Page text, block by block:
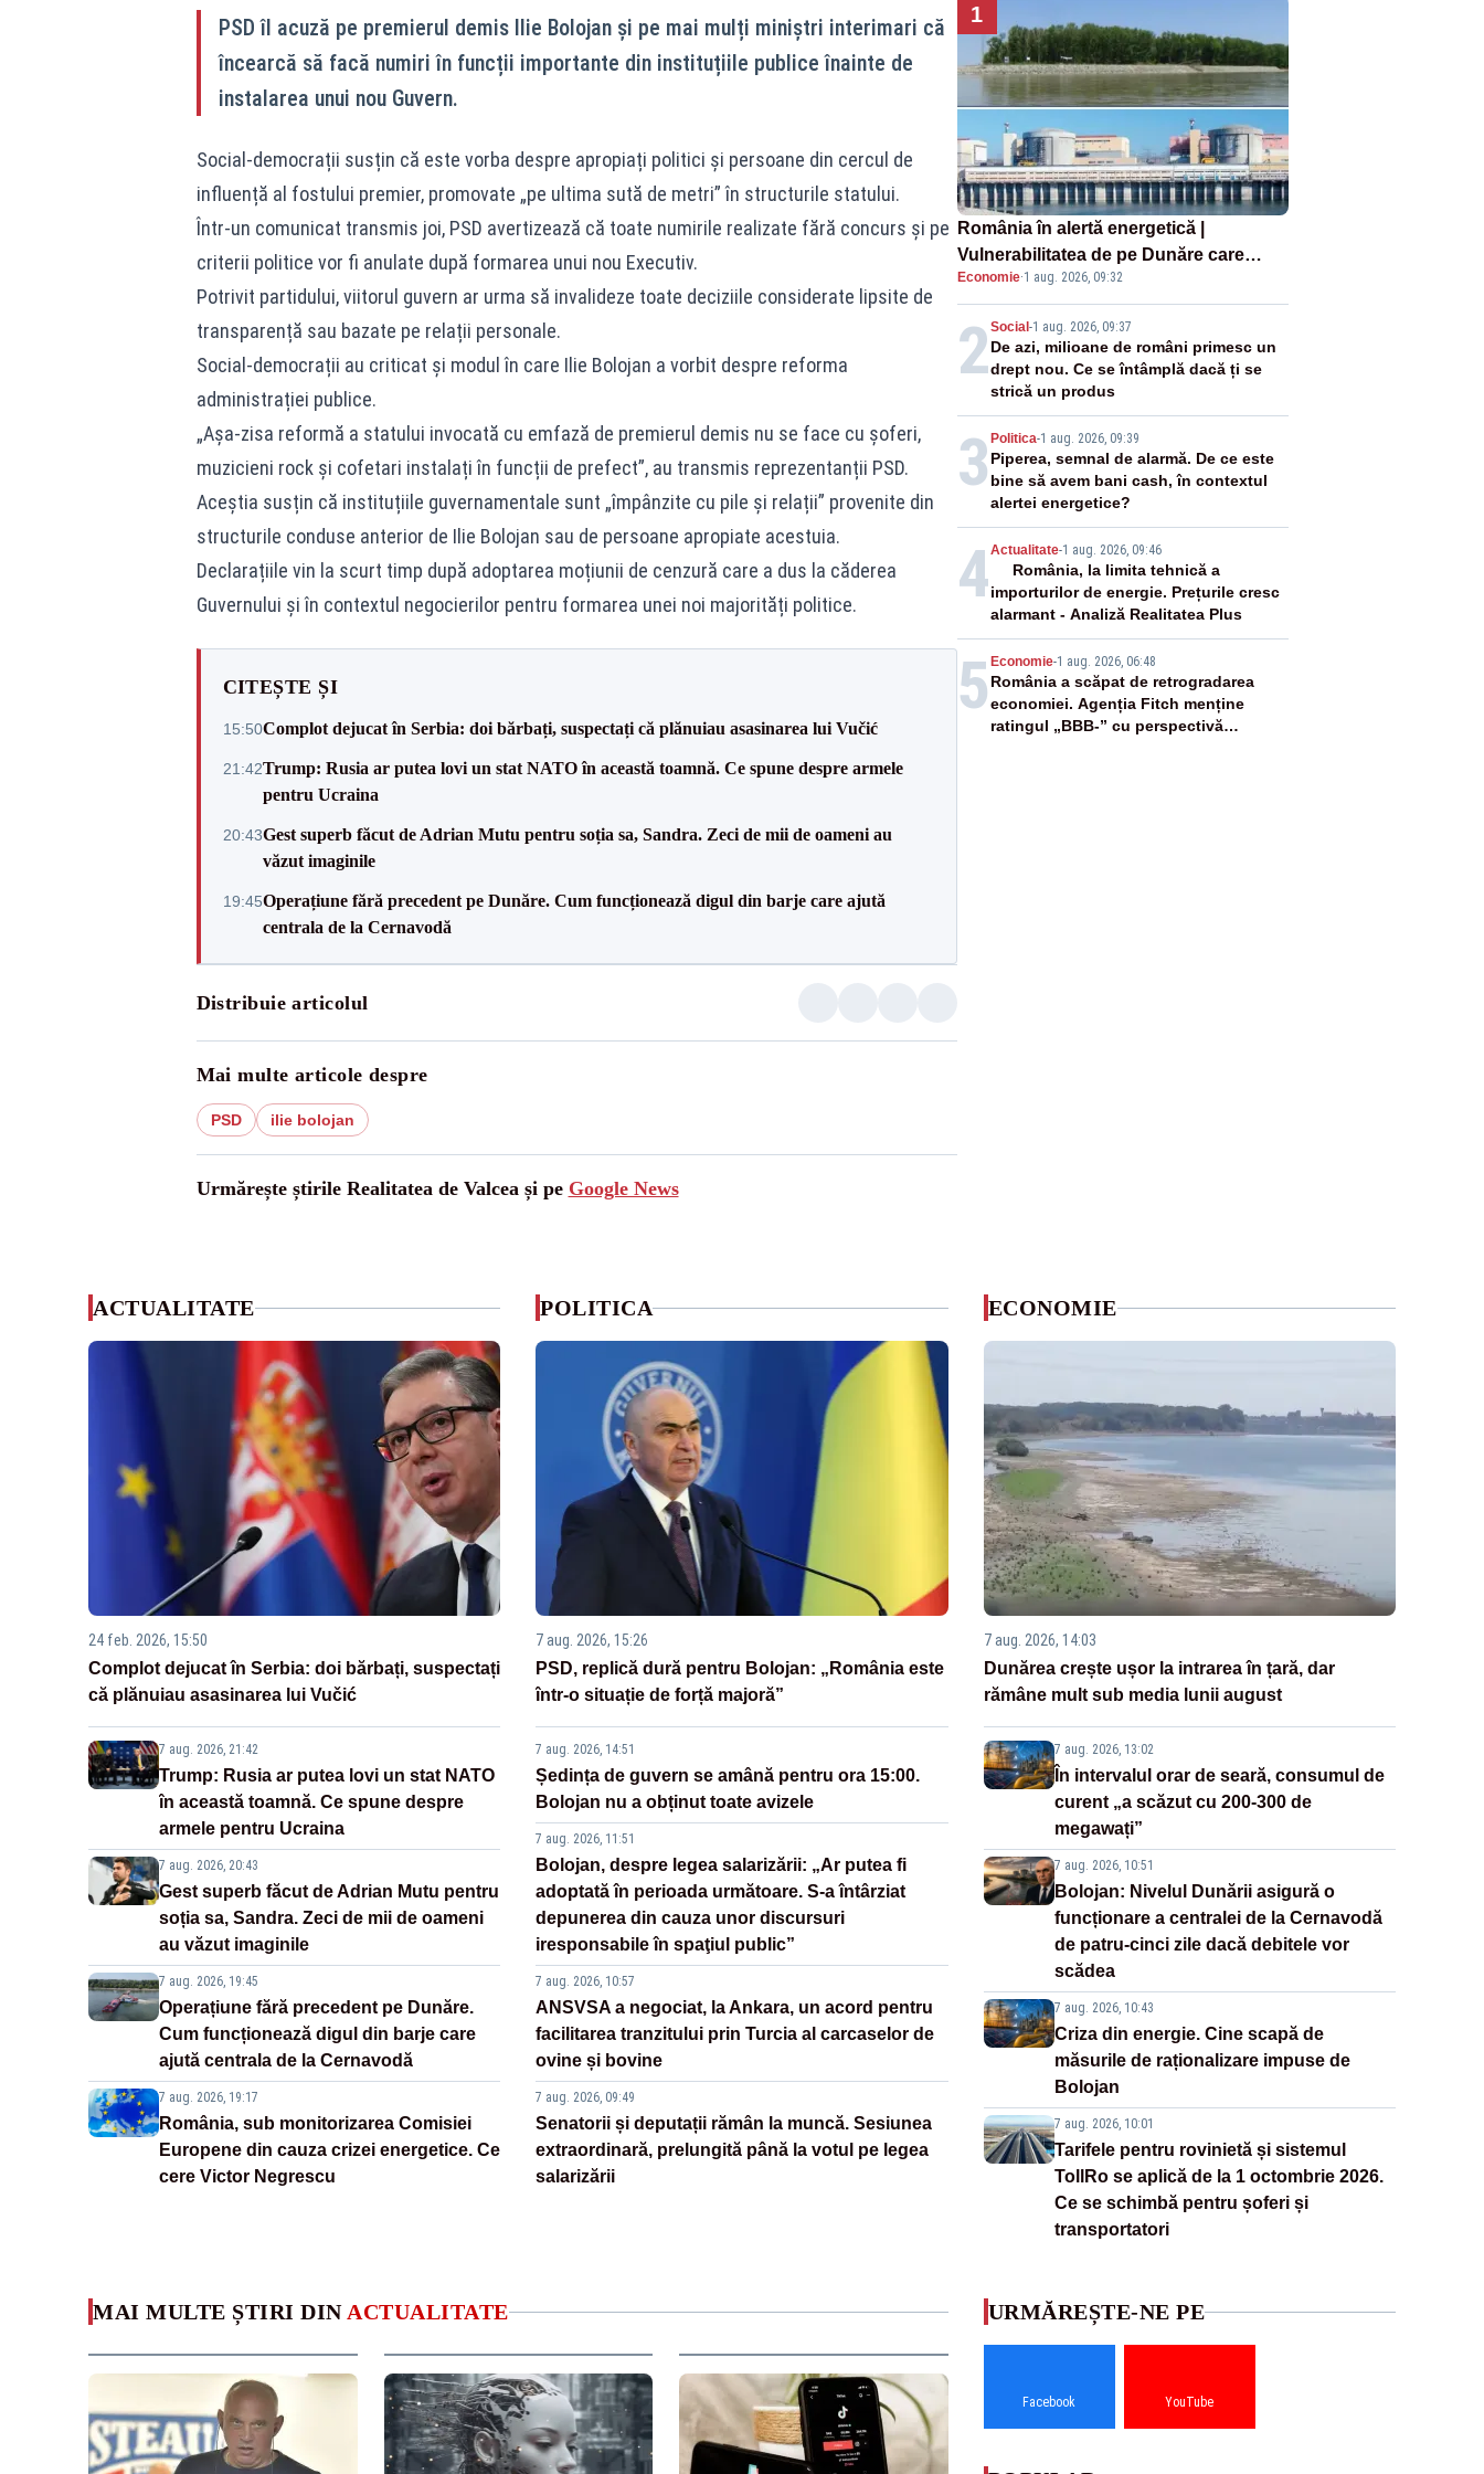
PSD îl acuză pe premierul demis Ilie Bolojan și pe mai mulți miniștri interimari că
încearcă să facă numiri în funcții importante din instituțiile publice înainte de
instalarea unui nou Guvern.
Social-democrații susțin că este vorba despre apropiați politici și persoane din cercul de
influență al fostului premier, promovate „pe ultima sută de metri” în structurile statului.
Într-un comunicat transmis joi, PSD avertizează că toate numirile realizate fără concurs și pe
criterii politice vor fi anulate după formarea unui nou Executiv.
Potrivit partidului, viitorul guvern ar urma să invalideze toate deciziile considerate lipsite de
transparență sau bazate pe relații personale.
Social-democrații au criticat și modul în care Ilie Bolojan a vorbit despre reforma
administrației publice.
„Așa-zisa reformă a statului invocată cu emfază de premierul demis nu se face cu șoferi,
muzicieni rock și cofetari instalați în funcții de prefect”, au transmis reprezentanții PSD.
Aceștia susțin că instituțiile guvernamentale sunt „împânzite cu pile și relații” provenite din
structurile conduse anterior de Ilie Bolojan sau de persoane apropiate acestuia.
Declarațiile vin la scurt timp după adoptarea moțiunii de cenzură care a dus la căderea
Guvernului și în contextul negocierilor pentru formarea unei noi majorități politice.
CITEȘTE ȘI
15:50Complot dejucat în Serbia: doi bărbați, suspectați că plănuiau asasinarea lui Vučić
21:42Trump: Rusia ar putea lovi un stat NATO în această toamnă. Ce spune despre armele
pentru Ucraina
20:43Gest superb făcut de Adrian Mutu pentru soția sa, Sandra. Zeci de mii de oameni au
văzut imaginile
19:45Operațiune fără precedent pe Dunăre. Cum funcționează digul din barje care ajută
centrala de la Cernavodă
Distribuie articolul
Mai multe articole despre
PSD ilie bolojan
Urmărește știrile Realitatea de Valcea și pe Google News
1
România în alertă energetică |
Vulnerabilitatea de pe Dunăre care
pune în pericol Centrala Cernavodă era
cunoscută de pe vremea lui Ceaușescu
Economie·1 aug. 2026, 09:32
2Social -1 aug. 2026, 09:37
De azi, milioane de români primesc un
drept nou. Ce se întâmplă dacă ți se
strică un produs
3 Politica-1 aug. 2026, 09:39
Piperea, semnal de alarmă. De ce este
bine să avem bani cash, în contextul
alertei energetice?
4Actualitate-1 aug. 2026, 09:46
România, la limita tehnică a
importurilor de energie. Prețurile cresc
alarmant - Analiză Realitatea Plus
5 Economie-1 aug. 2026, 06:48
România a scăpat de retrogradarea
economiei. Agenția Fitch menține
ratingul „BBB-” cu perspectivă
ACTUALITATE
24 feb. 2026, 15:50
Complot dejucat în Serbia: doi bărbați, suspectați
că plănuiau asasinarea lui Vučić
7 aug. 2026, 21:42
Trump: Rusia ar putea lovi un stat NATO
în această toamnă. Ce spune despre
armele pentru Ucraina
7 aug. 2026, 20:43
Gest superb făcut de Adrian Mutu pentru
soția sa, Sandra. Zeci de mii de oameni
au văzut imaginile
7 aug. 2026, 19:45
Operațiune fără precedent pe Dunăre.
Cum funcționează digul din barje care
ajută centrala de la Cernavodă
7 aug. 2026, 19:17
România, sub monitorizarea Comisiei
Europene din cauza crizei energetice. Ce
cere Victor Negrescu
POLITICA
7 aug. 2026, 15:26
PSD, replică dură pentru Bolojan: „România este
într-o situație de forță majoră”
7 aug. 2026, 14:51
Ședința de guvern se amână pentru ora 15:00.
Bolojan nu a obținut toate avizele
7 aug. 2026, 11:51
Bolojan, despre legea salarizării: „Ar putea fi
adoptată în perioada următoare. S-a întârziat
depunerea din cauza unor discursuri
iresponsabile în spaţiul public”
7 aug. 2026, 10:57
ANSVSA a negociat, la Ankara, un acord pentru
facilitarea tranzitului prin Turcia al carcaselor de
ovine și bovine
7 aug. 2026, 09:49
Senatorii și deputații rămân la muncă. Sesiunea
extraordinară, prelungită până la votul pe legea
salarizării
ECONOMIE
7 aug. 2026, 14:03
Dunărea crește ușor la intrarea în țară, dar
rămâne mult sub media lunii august
7 aug. 2026, 13:02
În intervalul orar de seară, consumul de
curent „a scăzut cu 200-300 de
megawați”
7 aug. 2026, 10:51
Bolojan: Nivelul Dunării asigură o
funcționare a centralei de la Cernavodă
de patru-cinci zile dacă debitele vor
scădea
7 aug. 2026, 10:43
Criza din energie. Cine scapă de
măsurile de raționalizare impuse de
Bolojan
7 aug. 2026, 10:01
Tarifele pentru rovinietă și sistemul
TollRo se aplică de la 1 octombrie 2026.
Ce se schimbă pentru șoferi și
transportatori
MAI MULTE ȘTIRI DIN ACTUALITATE URMĂREȘTE-NE PE
Facebook YouTube